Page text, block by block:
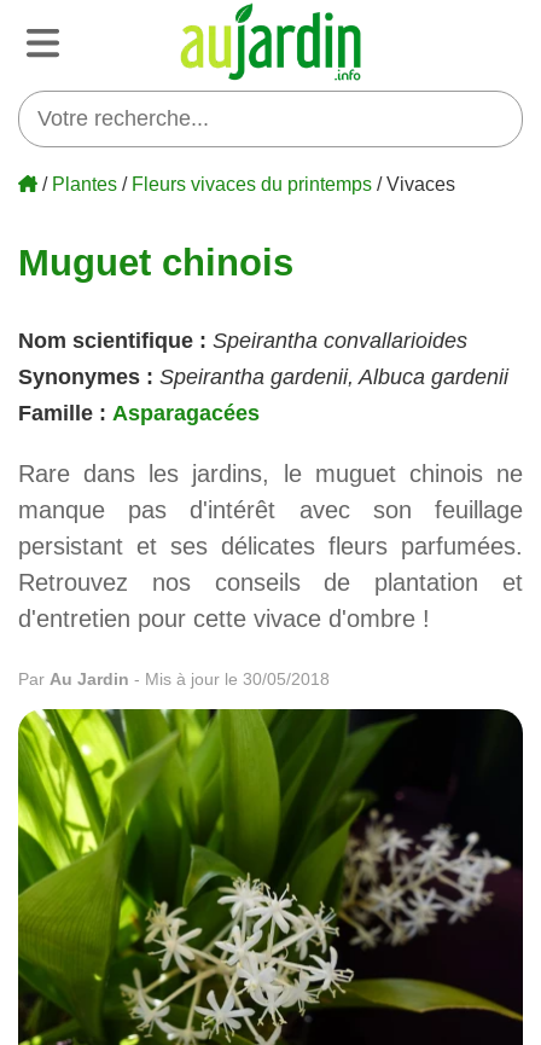
/ Plantes / Fleurs vivaces du printemps / Vivaces
Muguet chinois
Nom scientifique : Speirantha convallarioides
Synonymes : Speirantha gardenii, Albuca gardenii
Famille : Asparagacées
Rare dans les jardins, le muguet chinois ne
manque pas d'intérêt avec son feuillage
persistant et ses délicates fleurs parfumées.
Retrouvez nos conseils de plantation et
d'entretien pour cette vivace d'ombre !
Par Au Jardin - Mis à jour le 30/05/2018